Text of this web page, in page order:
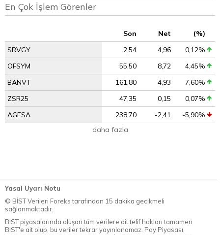
En Çok İşlem Görenler
Son Net
(%)
SRVGY
2,54 4,96
0,12%
OFSYM
55,50 8,72
4,45%
BANVT
161,80 4,93
7,60%
ZSR25
47,35 0,15
0,07%
AGESA
238,70 -2,41
-5,90%
daha fazla
Yasal Uyarı Notu
© BİST Verileri Foreks tarafından 15 dakika gecikmeli
sağlanmaktadır.
BIST piyasalarında oluşan tüm verilere ait telif hakları tamamen
BIST'e ait olup, bu veriler tekrar yayınlanamaz. Pay Piyasası,